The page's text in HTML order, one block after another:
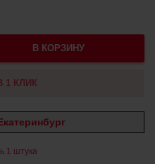
В КОРЗИНУ
1 КЛИК
1 штука